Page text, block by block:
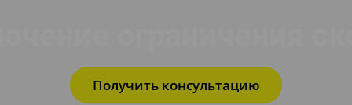
Получить консультацию